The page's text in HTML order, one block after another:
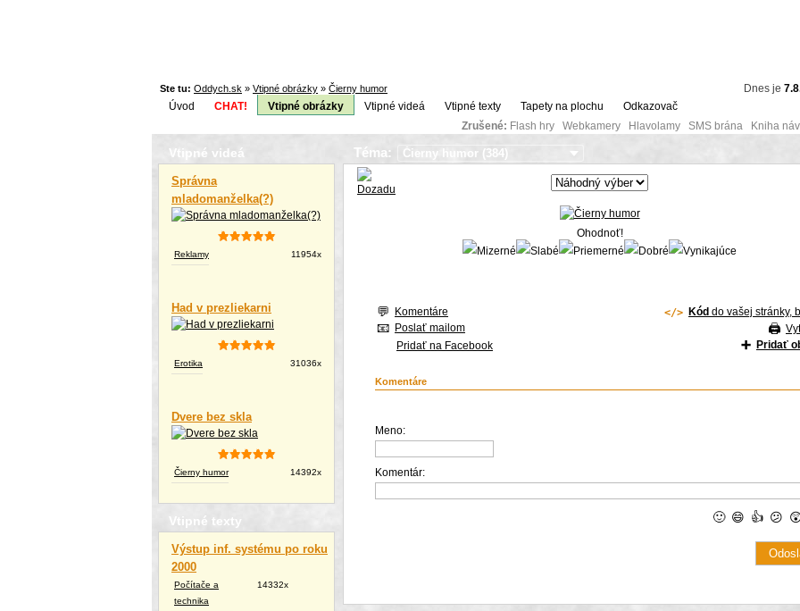
Ste tu: Oddych.sk » Vtipné obrázky » Čierny humor Dnes je
Úvod
CHAT! Vtipné obrázky Vtipné videá Vtipné texty Tapety na plochu
Odkazovač
Zrušené: Flash hry Webkamery Hlavolamy SMS brána Kniha
Vtipné videá
Správna
mladomanželka(?)
Reklamy 11954x
Had v prezliekarni
Erotika 31036x
Dvere bez skla
Čierny humor 14392x
Vtipné texty
Výstup inf. systému po roku
2000
Počítače a
technika
14332x
Téma:
Ohodnoť!
Komentáre
Poslať mailom
Pridať na Facebook
Kód do vašej stránky,
Pridať
Komentáre
Meno:
Komentár:
🙂 😄 👍 😕